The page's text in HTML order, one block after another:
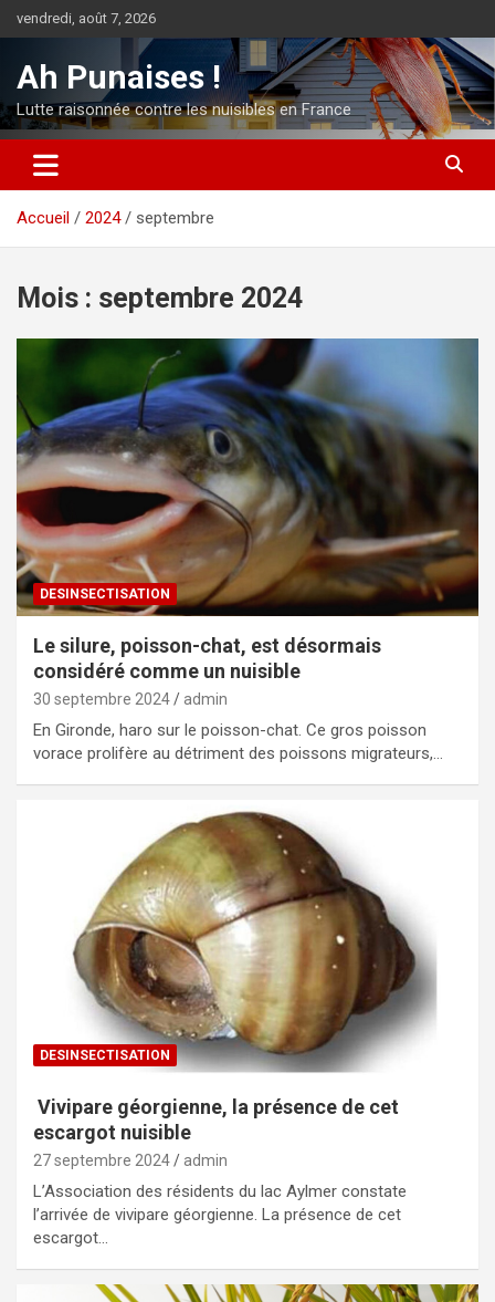
au
vendredi, août 7, 2026
Ah Punaises !
Lutte raisonnée contre les nuisibles en France
Accueil 2024 septembre
Mois : septembre 2024
DESINSECTISATION
Le silure, poisson-chat, est désormais
considéré comme un nuisible
30 septembre 2024 admin
En Gironde, haro sur le poisson-chat. Ce gros poisson
vorace prolifère au détriment des poissons migrateurs,…
DESINSECTISATION
Vivipare géorgienne, la présence de cet
escargot nuisible
27 septembre 2024 admin
L’Association des résidents du lac Aylmer constate
l’arrivée de vivipare géorgienne. La présence de cet
escargot…